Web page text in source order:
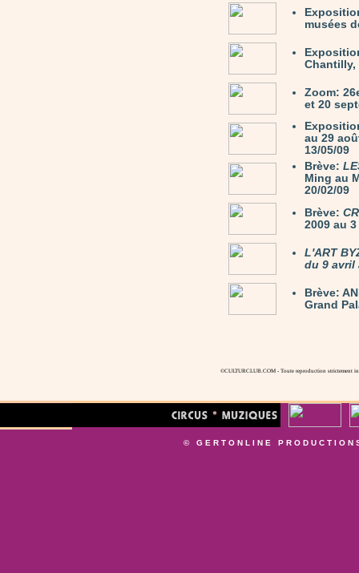
musées
Chantilly,
Zoom:
et 20
au 29
13/05/09
Brève:
Ming au
20/02/09
Brève:
2009 au
L'ART
du 9 avril
Brève:
Grand
©CULTURCLUB.COM - Toute reproduction strictement
© GERTONLINE